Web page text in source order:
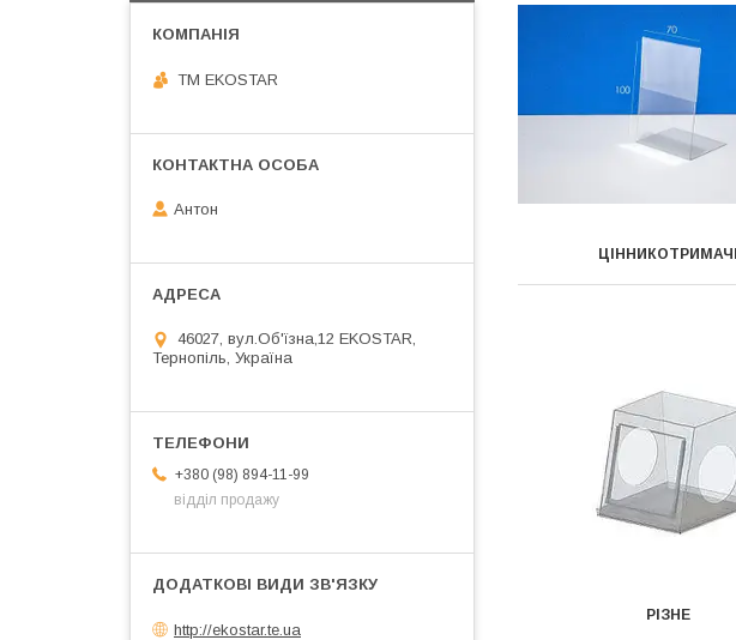
ЦІННИКОТРИМАЧІ
РІЗНЕ
ТМ EKOSTAR
Антон
46027, вул.Об'їзна,12 EKOSTAR,
Тернопіль, Україна
+380 (98) 894-11-99
відділ продажу
http://ekostar.te.ua